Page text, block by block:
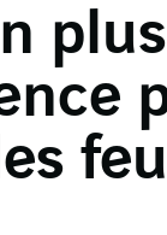
plus